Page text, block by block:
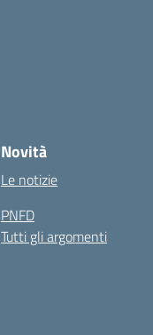
Novità
Le notizie
PNFD
Tutti gli argomenti